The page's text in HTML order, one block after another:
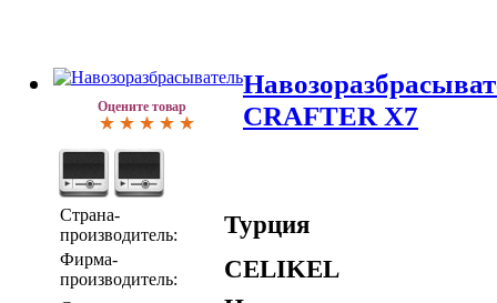
Оцените товар
CRAFTER X7
Страна-
производитель:
Турция
Фирма-
производитель:
CELIKEL